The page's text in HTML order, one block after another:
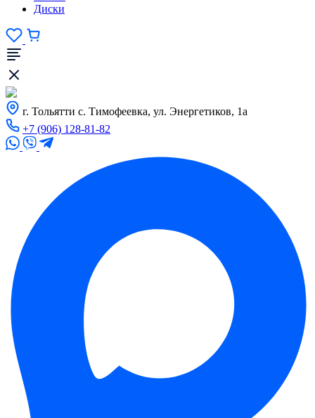
Диски
г. Тольятти с. Тимофеевка, ул. Энергетиков, 1а
+7 (906) 128-81-82